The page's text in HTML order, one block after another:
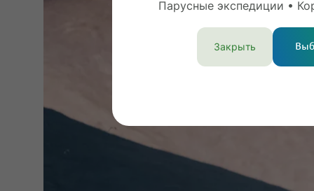
Парусные экспедиции •
Закрыть